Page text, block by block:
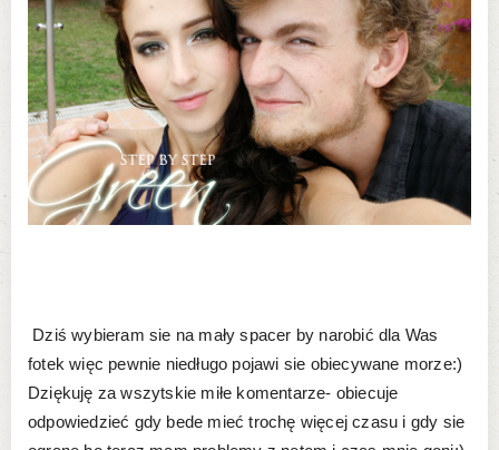
Dziś wybieram sie na mały spacer by narobić dla Was
fotek więc pewnie niedługo pojawi sie obiecywane morze:)
Dziękuję za wszytskie miłe komentarze- obiecuje
odpowiedzieć gdy bede mieć trochę więcej czasu i gdy sie